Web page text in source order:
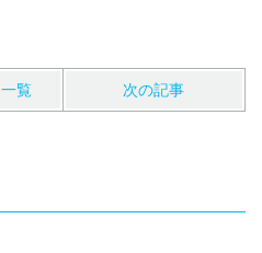
一覧 次の記事